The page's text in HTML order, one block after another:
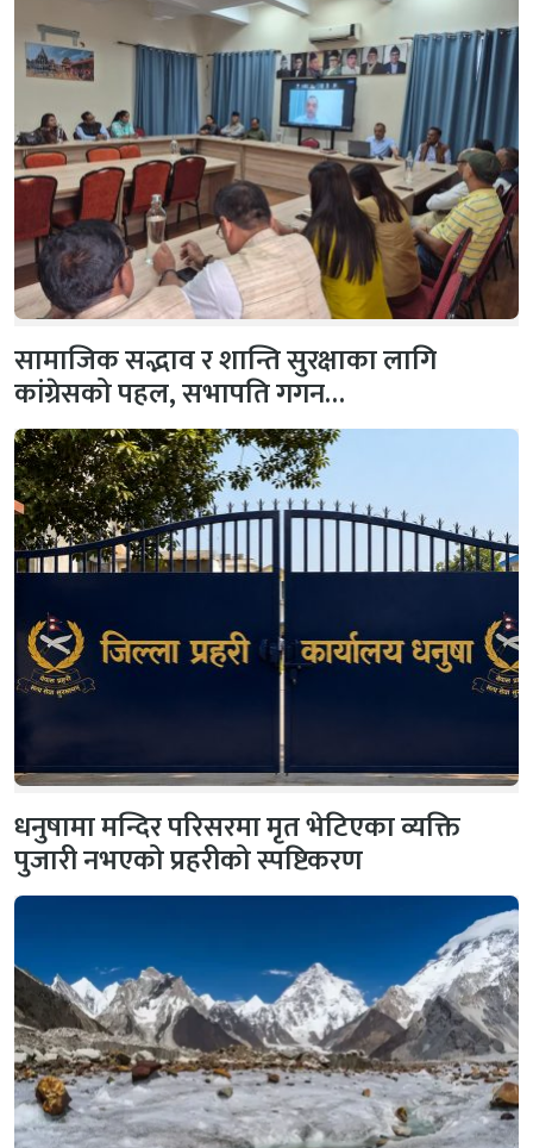
सामाजिक सद्भाव र शान्ति सुरक्षाका लागि
कांग्रेसको पहल, सभापति गगन…
धनुषामा मन्दिर परिसरमा मृत भेटिएका व्यक्ति
पुजारी नभएको प्रहरीको स्पष्टिकरण